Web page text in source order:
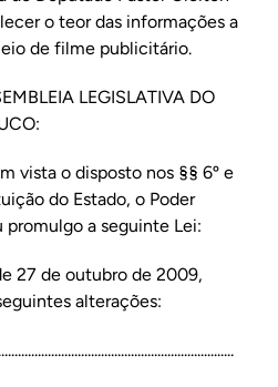
o teor das informações a
de filme publicitário.
LEGISLATIVA DO
vista o disposto nos §§ 6º e
do Estado, o Poder
a seguinte Lei:
27 de outubro de 2009,
alterações: